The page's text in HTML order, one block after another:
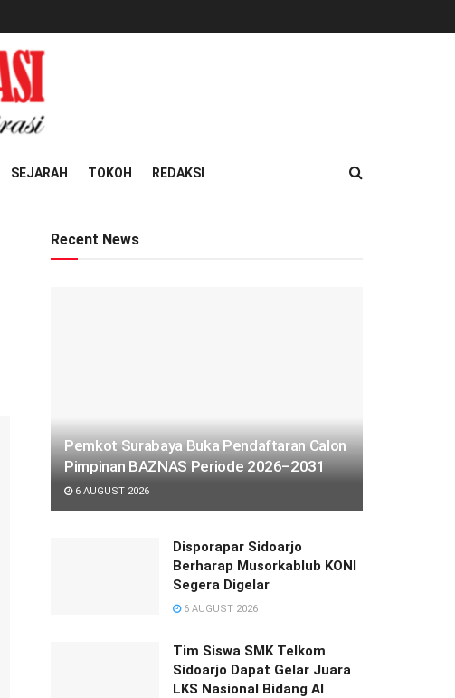
SEJARAH TOKOH REDAKSI
Recent News
Pemkot Surabaya Buka Pendaftaran Calon
Pimpinan BAZNAS Periode 2026–2031
6 AUGUST 2026
Disporapar Sidoarjo
Berharap Musorkablub KONI
Segera Digelar
6 AUGUST 2026
Tim Siswa SMK Telkom
Sidoarjo Dapat Gelar Juara
LKS Nasional Bidang AI